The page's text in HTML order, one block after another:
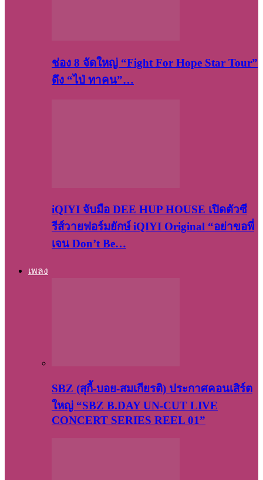
ช่อง 8 จัดใหญ่ “Fight For Hope Star Tour”
ดึง “ไป่ ทาคน”…
iQIYI จับมือ DEE HUP HOUSE เปิดตัวซี
รีส์วายฟอร์มยักษ์ iQIYI Original “อย่าขอพี่
เจน Don’t Be…
เพลง
SBZ (สุกี้-บอย-สมเกียรติ) ประกาศคอนเสิร์ต
ใหญ่ “SBZ B.DAY UN-CUT LIVE
CONCERT SERIES REEL 01”